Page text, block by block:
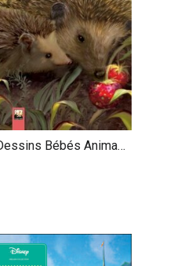
Bébés Animaux